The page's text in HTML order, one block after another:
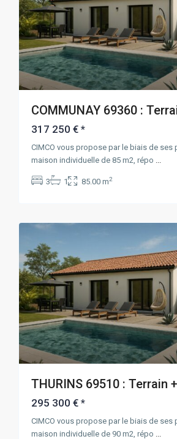
COMMUNAY 69360 :
317 250 €*
CIMCO vous propose par le biais de ses
maison individuelle de 85 m2, répo
3 1 85.00 m2
THURINS 69510 : Terrain
295 300 €*
CIMCO vous propose par le biais de ses
maison individuelle de 90 m2, répo